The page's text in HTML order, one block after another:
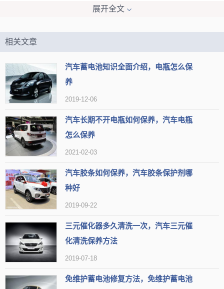
雨刷器是安装在车辆风窗上的，对行车的安全起到重要作用，主
要用于刷除附着于车辆挡风玻璃上的雨水以及灰尘等，可以进一步改
善驾驶员的能见度，提高车辆的行驶安全。可见，雨刷对于交通工具
来说是有重要作用的，除了在汽车方面设置了雨刷之外，在火车、电
车等交通工具同样也设置了雨刷。
雨刷器看起来虽说一小零部件，但意义重要，平时也要好好维
护，也要正确使用雨刷器，这样才能更好的保护雨刷器，延长其使用
寿命，可以在每次清洗车辆时，清除雨刷器胶条部位的异物和污物。
展开全文
相关文章
汽车蓄电池知识全面介绍，电瓶怎么保
养
2019-12-06
汽车长期不开电瓶如何保养，汽车电瓶
怎么保养
2021-02-03
汽车胶条如何保养，汽车胶条保护剂哪
种好
2019-09-22
三元催化器多久清洗一次，汽车三元催
化清洗保养方法
2019-07-18
免维护蓄电池修复方法，免维护蓄电池